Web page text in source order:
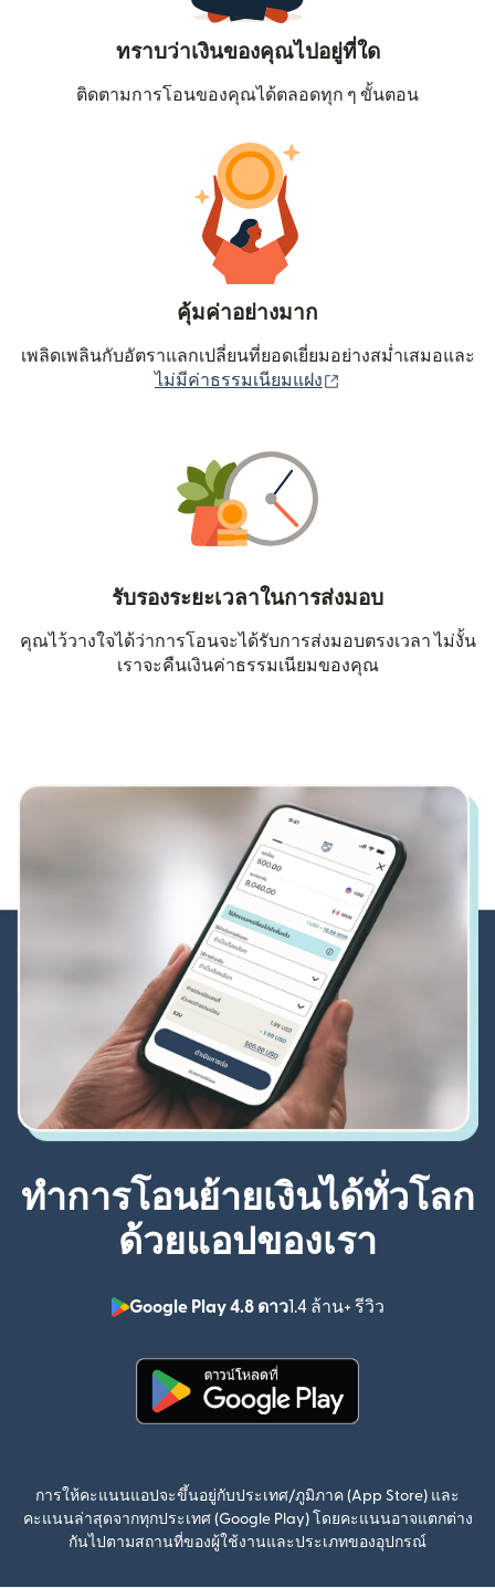
ทราบว่าเงินของคุณไปอยู่ที่ใด
ติดตามการโอนของคุณได้ตลอดทุก ๆ ขั้นตอน
คุ้มค่าอย่างมาก
เพลิดเพลินกับอัตราแลกเปลี่ยนที่ยอดเยี่ยมอย่างสม่ำเสมอและ
ไม่มีค่าธรรมเนียมแฝง
รับรองระยะเวลาในการส่งมอบ
คุณไว้วางใจได้ว่าการโอนจะได้รับการส่งมอบตรงเวลา ไม่งั้น
เราจะคืนเงินค่าธรรมเนียมของคุณ
ทำการโอนย้ายเงินได้ทั่วโลก
ด้วยแอปของเรา
Google Play 4.8 ดาว1.4 ล้าน+ รีวิว
(เปิดในหน้าต่
การให้คะแนนแอปจะขึ้นอยู่กับประเทศ/ภูมิภาค (App Store) และ
คะแนนล่าสุดจากทุกประเทศ (Google Play) โดยคะแนนอาจแตกต่าง
กันไปตามสถานที่ของผู้ใช้งานและประเภทของอุปกรณ์